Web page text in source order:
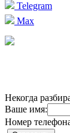
Telegram
Max
Некогда
Ваше имя:
Номер